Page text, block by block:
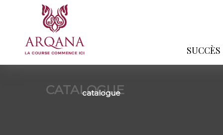
SUCCÈS
CATALOGUE
catalogue